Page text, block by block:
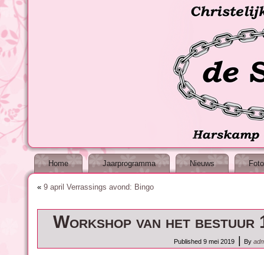
Home Jaarprogramma Nieuws
« 9 april Verrassings avond: Bingo
Workshop van het
Published 9 mei 2019 By